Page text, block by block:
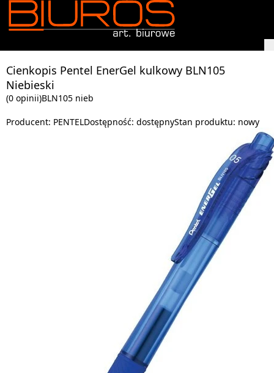
Cienkopis Pentel EnerGel kulkowy BLN105
Niebieski
(0 opinii)BLN105 nieb
Producent: PENTELDostępność: dostępnyStan produktu: nowy